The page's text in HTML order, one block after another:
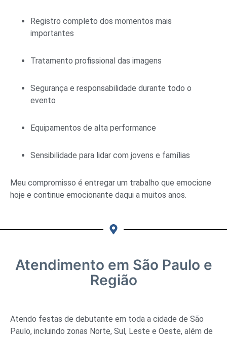
Registro completo dos momentos mais
importantes
Tratamento profissional das imagens
Segurança e responsabilidade durante todo o
evento
Equipamentos de alta performance
Sensibilidade para lidar com jovens e famílias
Meu compromisso é entregar um trabalho que emocione
hoje e continue emocionante daqui a muitos anos.
Atendimento em São Paulo e
Região
Atendo festas de debutante em toda a cidade de São
Paulo, incluindo zonas Norte, Sul, Leste e Oeste, além de